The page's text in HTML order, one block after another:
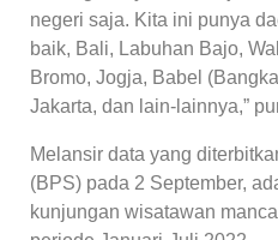
negeri saja. Kita ini punya
baik, Bali, Labuhan Bajo,
Bromo, Jogja, Babel
Jakarta, dan lain-lainnya,”
Melansir data yang
(BPS) pada 2 September,
kunjungan wisatawan